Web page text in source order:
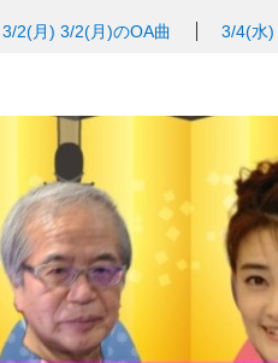
3/2(月) 3/2(月)のOA曲 3/4(水)